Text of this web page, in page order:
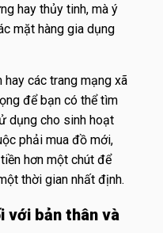
hay thủy tinh, mà ý
mặt hàng gia dụng
các trang mạng xã
để bạn có thể tìm
dụng cho sinh hoạt
phải mua đồ mới,
hơn một chút để
thời gian nhất định.
với bản thân và